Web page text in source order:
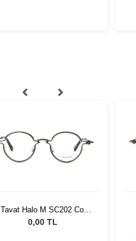
Tavat Halo M SC202 Col
LGN SC202
0,00 TL